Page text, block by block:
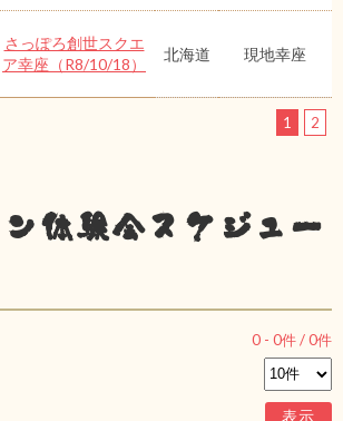
さっぽろ創世スクエ
ア幸座（R8/10/18）
北海道 現地幸座
1 2
体験会スケジュー
0 - 0件 /0件